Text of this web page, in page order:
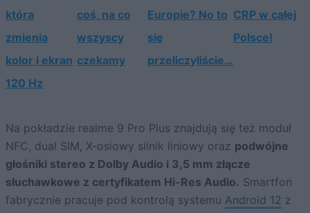
która
zmienia
kolor i ekran
120 Hz
coś, na co
wszyscy
czekamy
Europie? No to
się
przeliczyliście…
CRP w całej
Polsce!
Na pokładzie realme 9 Pro Plus znajdują się też moduł
NFC, dual SIM, X-osiowy silnik liniowy oraz podwójne
głośniki stereo z Dolby Audio i 3,5 mm złącze
słuchawkowe z certyfikatem Hi-Res Audio. Smartfon
fabrycznie pracuje pod kontrolą systemu Android 12 z